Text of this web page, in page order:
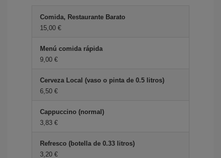
Comida, Restaurante Barato
15,00 €
Menú comida rápida
9,00 €
Cerveza Local (vaso o pinta de 0.5 litros)
6,50 €
Cappuccino (normal)
3,83 €
Refresco (botella de 0.33 litros)
3,20 €